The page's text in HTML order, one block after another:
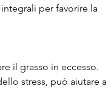
per favorire la
il grasso in eccesso.
stress, può aiutare a